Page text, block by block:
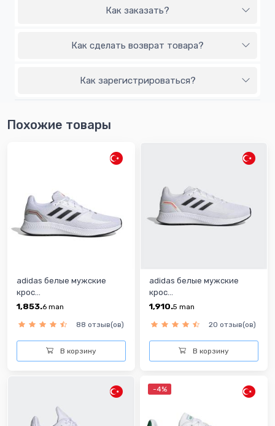
Как заказать?
Как сделать возврат товара?
Как зарегистрироваться?
Похожие товары
adidas белые мужские
крос...
1,853.6 man
88 отзыв(ов)
В корзину
adidas белые мужские
крос...
1,910.5 man
20 отзыв(ов)
В корзину
-4%